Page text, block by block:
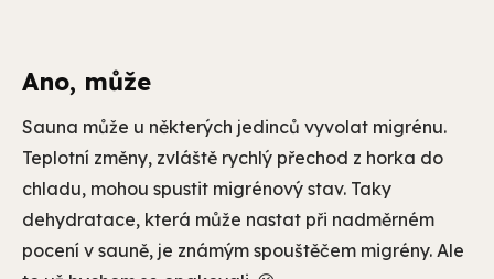
Ano, může
Sauna může u některých jedinců vyvolat migrénu.
Teplotní změny, zvláště rychlý přechod z horka do
chladu, mohou spustit migrénový stav. Taky
dehydratace, která může nastat při nadměrném
pocení v sauně, je známým spouštěčem migrény. Ale